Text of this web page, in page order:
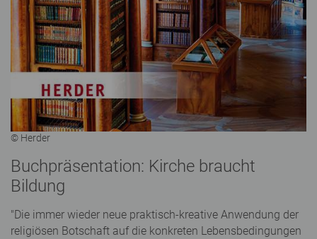
© Herder
Buchpräsentation: Kirche braucht
Bildung
"Die immer wieder neue praktisch-kreative Anwendung der
religiösen Botschaft auf die konkreten Lebens­bedingungen